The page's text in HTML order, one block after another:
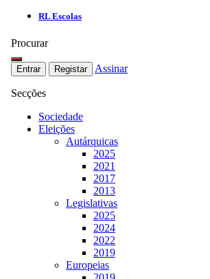
RL Escolas
Procurar
Entrar Registar Assinar
Secções
Sociedade
Eleições
Autárquicas
2025
2021
2017
2013
Legislativas
2025
2024
2022
2019
Europeias